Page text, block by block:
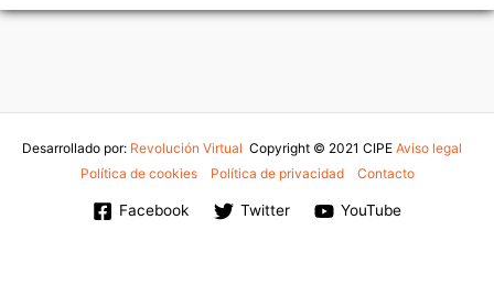
Desarrollado por: Revolución Virtual Copyright © 2021 CIPE Aviso legal
Política de cookies- Política de privacidad- Contacto
Facebook Twitter YouTube